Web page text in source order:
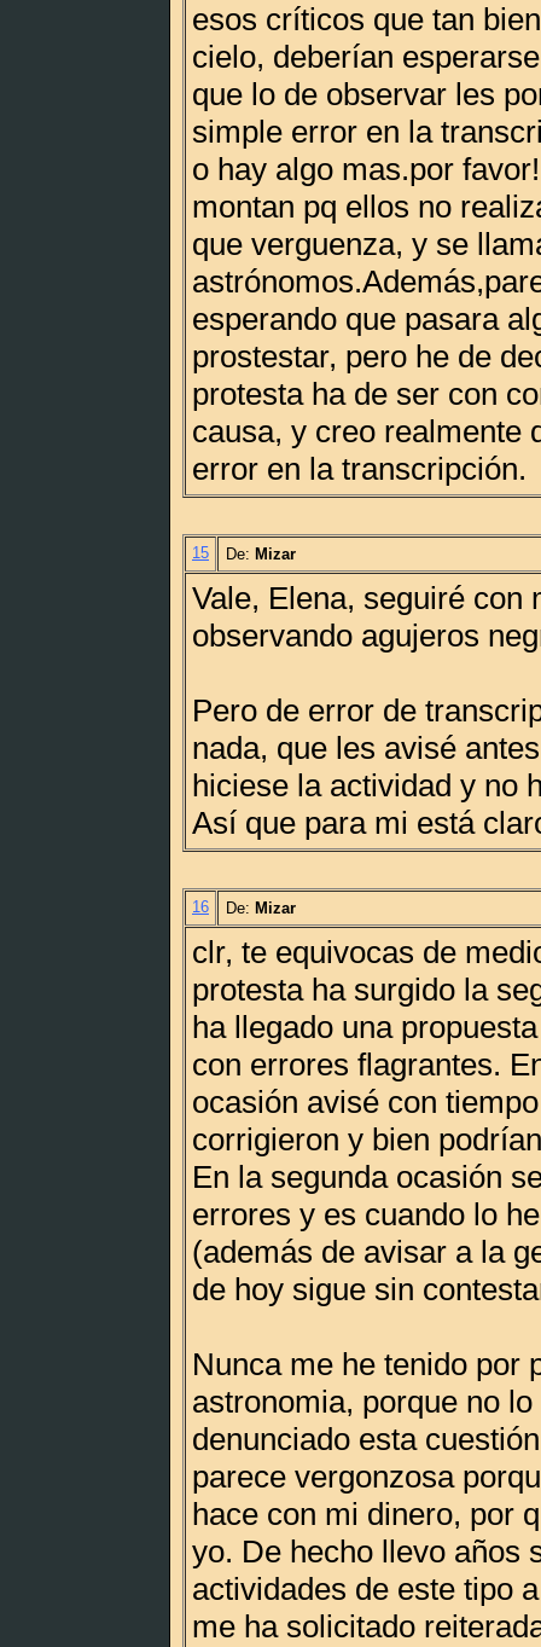
esos críticos que tan
cielo, deberían
que lo de observar les
simple error en la
o hay algo mas.por
montan pq ellos no
que verguenza, y se
esperando que pasara
prostestar, pero he de
protesta ha de ser con
causa, y creo realmente
error en la transcripción.
15 De: Mizar
Vale, Elena, seguiré con
observando agujeros
Pero de error de
nada, que les avisé
hiciese la actividad y no
Así que para mi está
16 De: Mizar
clr, te equivocas de
protesta ha surgido la
ha llegado una
con errores flagrantes.
ocasión avisé con
corrigieron y bien
En la segunda ocasión
errores y es cuando lo
(además de avisar a la
de hoy sigue sin
Nunca me he tenido por
astronomia, porque no
denunciado esta
parece vergonzosa
hace con mi dinero, por
yo. De hecho llevo años
actividades de este tipo
me ha solicitado